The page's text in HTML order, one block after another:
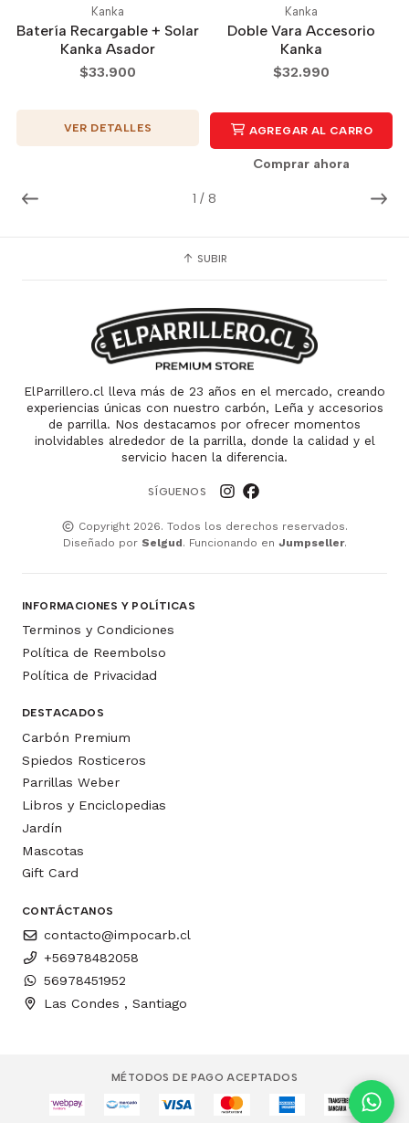
1 / 8
Kanka
Batería Recargable + Solar
Kanka Asador
$33.900
VER DETALLES
Kanka
Doble Vara Accesorio
Kanka
$32.990
AGREGAR AL CARRO
Comprar ahora
SUBIR
ElParrillero.cl lleva más de 23 años en el mercado, creando
experiencias únicas con nuestro carbón, Leña y accesorios
de parrilla. Nos destacamos por ofrecer momentos
inolvidables alrededor de la parrilla, donde la calidad y el
servicio hacen la diferencia.
SÍGUENOS
Copyright 2026. Todos los derechos reservados.
Diseñado por Selgud. Funcionando en Jumpseller.
INFORMACIONES Y POLÍTICAS
Terminos y Condiciones
Política de Reembolso
Política de Privacidad
DESTACADOS
Carbón Premium
Spiedos Rosticeros
Parrillas Weber
Libros y Enciclopedias
Jardín
Mascotas
Gift Card
CONTÁCTANOS
contacto@impocarb.cl
+56978482058
56978451952
Las Condes , Santiago
MÉTODOS DE PAGO ACEPTADOS